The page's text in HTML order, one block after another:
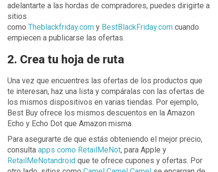
adelantarte a las hordas de compradores, puedes dirigirte a
sitios
como Theblackfriday.com y BestBlackFriday.com cuando
empiecen a publicarse las ofertas.
2. Crea tu hoja de ruta
Una vez que encuentres las ofertas de los productos que
te interesan, haz una lista y compáralas con las ofertas de
los mismos dispositivos en varias tiendas. Por ejemplo,
Best Buy ofrece los mismos descuentos en la Amazon
Echo y Echo Dot que Amazon misma.
Para asegurarte de que estás obteniendo el mejor precio,
consulta apps como RetailMeNot, para Apple y
RetailMeNotandroid que te ofrece cupones y ofertas. Por